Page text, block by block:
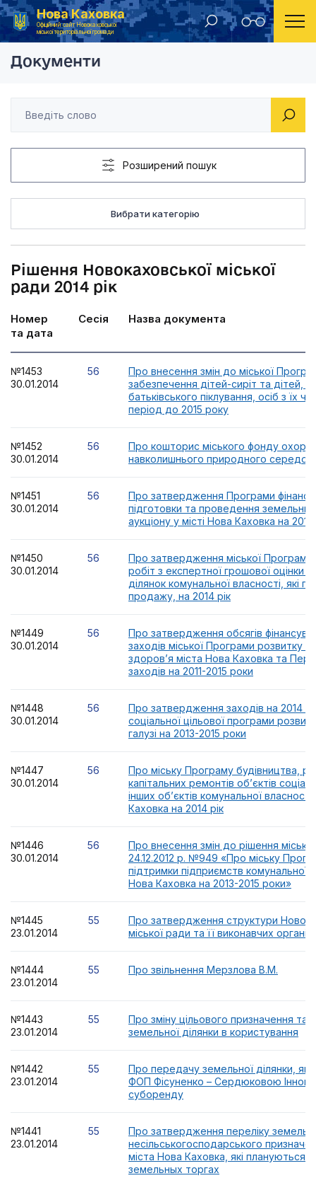
Нова Каховка
Офіційний сайт Новокаховської
міської територіальної громади
Головна Рішення Новокаховської міської ради 2014 рік
Документи
Розширений пошук
Вибрати категорію
Рішення Новокаховської міської
ради 2014 рік
Номер
та дата
Сесія Назва документа
№1453
30.01.2014
56
Про внесення змін до міської
забезпечення дітей-сиріт та дітей,
батьківського піклування, осіб з їх
період до 2015 року
№1452
30.01.2014
56
Про кошторис міського фонду
навколишнього природного
№1451
30.01.2014
56
Про затвердження Програми
підготовки та проведення земельних
аукціону у місті Нова Каховка на
№1450
30.01.2014
56
Про затвердження міської
робіт з експертної грошової оцінки
ділянок комунальної власності, які
продажу, на 2014 рік
№1449
30.01.2014
56
Про затвердження обсягів
заходів міської Програми розвитку
здоров’я міста Нова Каховка та
заходів на 2011-2015 роки
№1448
30.01.2014
56
Про затвердження заходів на 2014
соціальної цільової програми
галузі на 2013-2015 роки
№1447
30.01.2014
56
Про міську Програму будівництва,
капітальних ремонтів об’єктів
інших об’єктів комунальної
Каховка на 2014 рік
№1446
30.01.2014
56
Про внесення змін до рішення
24.12.2012 р. №949 «Про міську
підтримки підприємств комунальної
Нова Каховка на 2013-2015 роки»
№1445
23.01.2014
55
Про затвердження структури
міської ради та її виконавчих органів
№1444
23.01.2014
55 Про звільнення Мерзлова В.М.
№1443
23.01.2014
55
Про зміну цільового призначення та
земельної ділянки в користування
№1442
23.01.2014
55
Про передачу земельної ділянки,
ФОП Фісуненко – Сердюковою Інною
суборенду
№1441
23.01.2014
55
Про затвердження переліку
несільськогосподарського
міста Нова Каховка, які плануються
земельных торгах